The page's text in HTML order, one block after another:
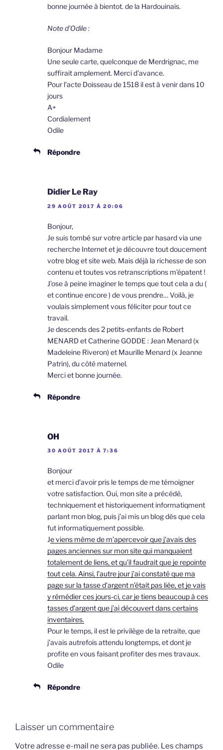
bonne journée à bientot. de la Hardouinais.
Note d’Odile :
Bonjour Madame
Une seule carte, quelconque de Merdrignac, me
suffirait amplement. Merci d’avance.
Pour l’acte Doisseau de 1518 il est à venir dans 10
jours
A+
Cordialement
Odile
Répondre
Didier Le Ray
29 AOÛT 2017 À 20:06
Bonjour,
Je suis tombé sur votre article par hasard via une
recherche Internet et je découvre tout doucement
votre blog et site web. Mais déjà la richesse de son
contenu et toutes vos retranscriptions m’épatent !
J’ose à peine imaginer le temps que tout cela a du (
et continue encore ) de vous prendre… Voilà, je
voulais simplement vous féliciter pour tout ce
travail.
Je descends des 2 petits-enfants de Robert
MENARD et Catherine GODDE : Jean Menard (x
Madeleine Riveron) et Maurille Menard (x Jeanne
Patrin), du côté maternel.
Merci et bonne journée.
Répondre
OH
30 AOÛT 2017 À 7:36
Bonjour
et merci d’avoir pris le temps de me témoigner
votre satisfaction. Oui, mon site a précédé,
techniquement et historiquement informatiqment
parlant mon blog, puis j’ai mis un blog dès que cela
fut informatiquement possible.
Je viens même de m’apercevoir que j’avais des
pages anciennes sur mon site qui manquaient
totalement de liens, et qu’il faudrait que je repointe
tout cela. Ainsi, l’autre jour j’ai constaté que ma
page sur la tasse d’argent n’était pas liée, et je vais
y rémédier ces jours-ci, car je tiens beaucoup à ces
tasses d’argent que j’ai découvert dans certains
inventaires.
Pour le temps, il est le privilège de la retraite, que
j’avais autrefois attendu longtemps, et dont je
profite en vous faisant profiter des mes travaux.
Odile
Répondre
Laisser un commentaire
Votre adresse e-mail ne sera pas publiée. Les champs